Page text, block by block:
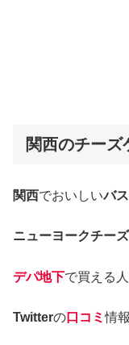
関西のチーズ
関西でおいしいバ
ニューヨークチー
デパ地下で買える人
Twitterの口コミ情